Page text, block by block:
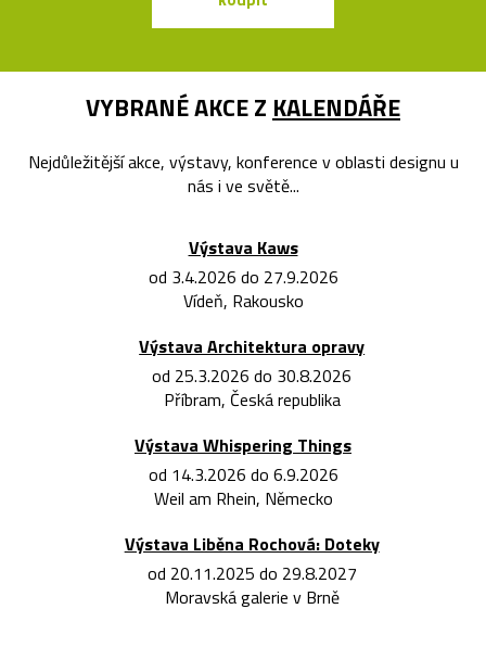
VYBRANÉ AKCE Z KALENDÁŘE
Nejdůležitější akce, výstavy, konference v oblasti designu u
nás i ve světě...
Výstava Kaws
od 3.4.2026 do 27.9.2026
Vídeň, Rakousko
Výstava Architektura opravy
od 25.3.2026 do 30.8.2026
Příbram, Česká republika
Výstava Whispering Things
od 14.3.2026 do 6.9.2026
Weil am Rhein, Německo
Výstava Liběna Rochová: Doteky
od 20.11.2025 do 29.8.2027
Moravská galerie v Brně